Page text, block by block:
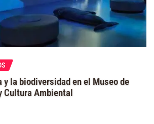
y la biodiversidad en el Museo de
Cultura Ambiental